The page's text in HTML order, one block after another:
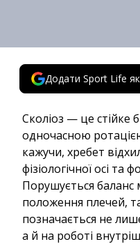
Додати Sport Life
Сколіоз — це стійке
одночасною
кажучи, хребет
фізіологічної осі та
Порушується баланс
положення плечей,
позначається не
а й на роботі